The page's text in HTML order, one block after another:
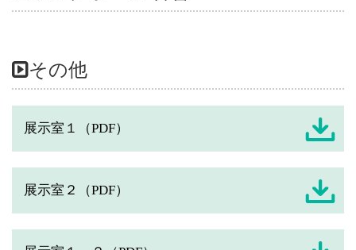
その他
展示室１（PDF）
展示室２（PDF）